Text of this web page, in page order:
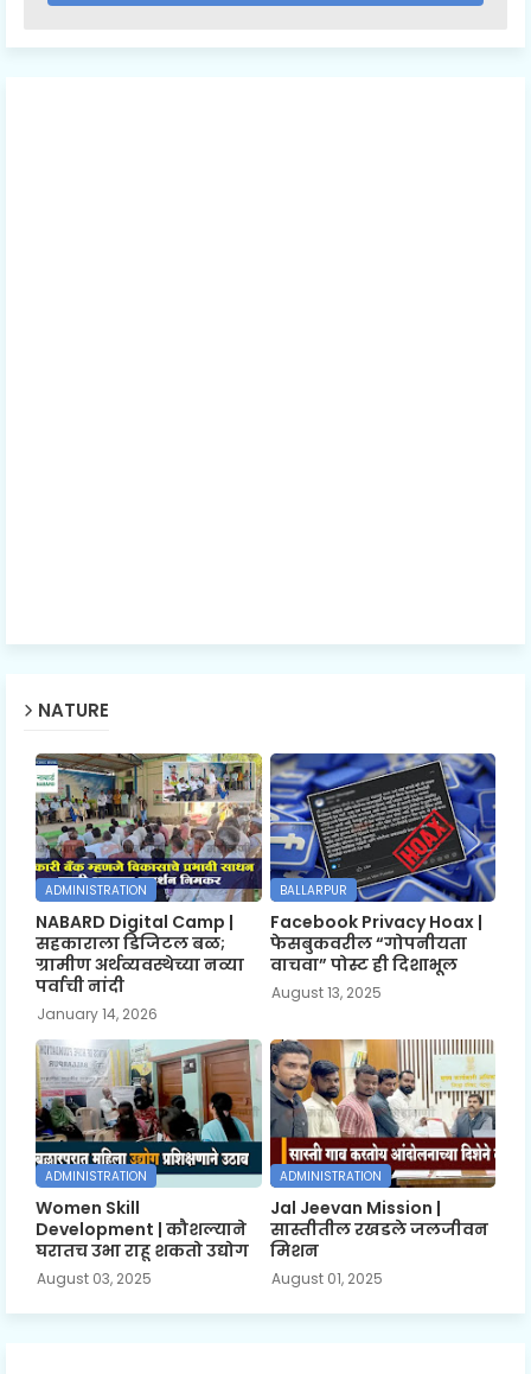
NATURE
ADMINISTRATION
NABARD Digital Camp |
सहकाराला डिजिटल बळ;
ग्रामीण अर्थव्यवस्थेच्या नव्या
पर्वाची नांदी
January 14, 2026
BALLARPUR
Facebook Privacy Hoax |
फेसबुकवरील “गोपनीयता
वाचवा” पोस्ट ही दिशाभूल
August 13, 2025
ADMINISTRATION
Women Skill
Development | कौशल्याने
घरातच उभा राहू शकतो उद्योग
August 03, 2025
ADMINISTRATION
Jal Jeevan Mission |
सास्तीतील रखडले जलजीवन
मिशन
August 01, 2025